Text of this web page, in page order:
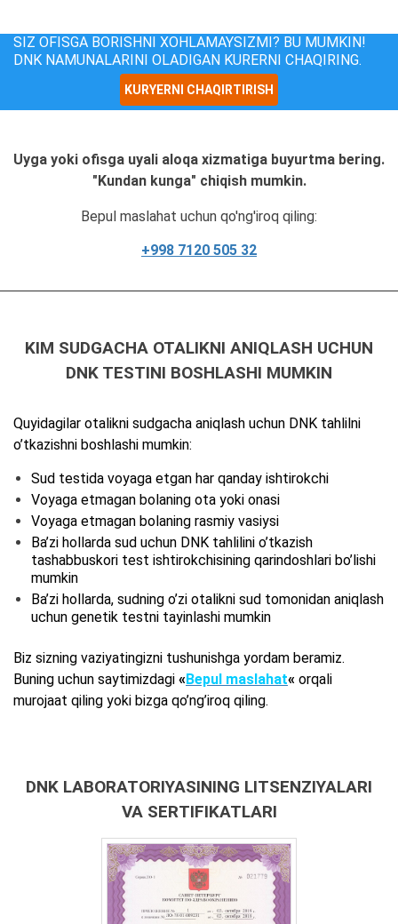
SIZ OFISGA BORISHNI XOHLAMAYSIZMI? BU MUMKIN!
DNK NAMUNALARINI OLADIGAN KURERNI CHAQIRING.
KURYERNI CHAQIRTIRISH
Uyga yoki ofisga uyali aloqa xizmatiga buyurtma bering.
"Kundan kunga" chiqish mumkin.
Bepul maslahat uchun qo'ng'iroq qiling:
+998 7120 505 32
KIM SUDGACHA OTALIKNI ANIQLASH UCHUN
DNK TESTINI BOSHLASHI MUMKIN
Quyidagilar otalikni sudgacha aniqlash uchun DNK tahlilni
o’tkazishni boshlashi mumkin:
Sud testida voyaga etgan har qanday ishtirokchi
Voyaga etmagan bolaning ota yoki onasi
Voyaga etmagan bolaning rasmiy vasiysi
Ba’zi hollarda sud uchun DNK tahlilini o’tkazish
tashabbuskori test ishtirokchisining qarindoshlari bo’lishi
mumkin
Ba’zi hollarda, sudning o’zi otalikni sud tomonidan aniqlash
uchun genetik testni tayinlashi mumkin
Biz sizning vaziyatingizni tushunishga yordam beramiz.
Buning uchun saytimizdagi «Bepul maslahat« orqali
murojaat qiling yoki bizga qo’ng’iroq qiling.
DNK LABORATORIYASINING LITSENZIYALARI
VA SERTIFIKATLARI